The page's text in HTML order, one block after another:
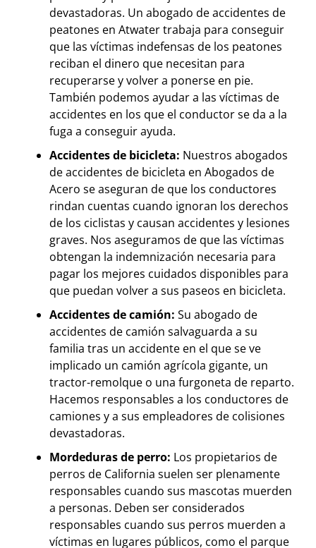
devastadoras. Un abogado de accidentes de
peatones en Atwater trabaja para conseguir
que las víctimas indefensas de los peatones
reciban el dinero que necesitan para
recuperarse y volver a ponerse en pie.
También podemos ayudar a las víctimas de
accidentes en los que el conductor se da a la
fuga a conseguir ayuda.
Accidentes de bicicleta: Nuestros abogados
de accidentes de bicicleta en Abogados de
Acero se aseguran de que los conductores
rindan cuentas cuando ignoran los derechos
de los ciclistas y causan accidentes y lesiones
graves. Nos aseguramos de que las víctimas
obtengan la indemnización necesaria para
pagar los mejores cuidados disponibles para
que puedan volver a sus paseos en bicicleta.
Accidentes de camión: Su abogado de
accidentes de camión salvaguarda a su
familia tras un accidente en el que se ve
implicado un camión agrícola gigante, un
tractor-remolque o una furgoneta de reparto.
Hacemos responsables a los conductores de
camiones y a sus empleadores de colisiones
devastadoras.
Mordeduras de perro: Los propietarios de
perros de California suelen ser plenamente
responsables cuando sus mascotas muerden
a personas. Deben ser considerados
responsables cuando sus perros muerden a
víctimas en lugares públicos, como el parque